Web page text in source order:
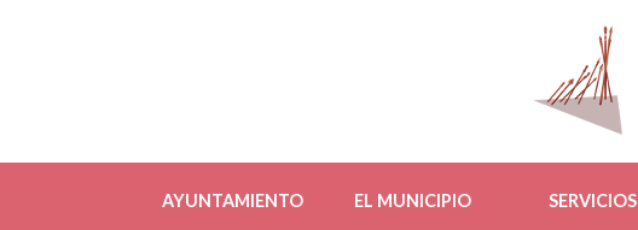
AYUNTAMIENTO EL MUNICIPIO SERVICIOS